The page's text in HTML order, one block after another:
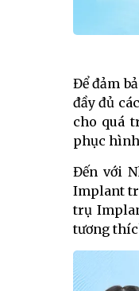
Để đảm
đầy đủ
cho quá
phục
Đến với
Implant
trụ
tương